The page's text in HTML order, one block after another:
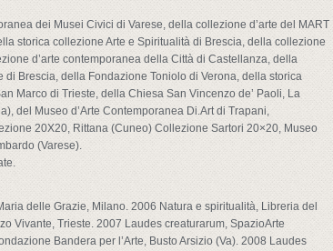
dei Musei Civici di Varese, della collezione d’arte del MART
storica collezione Arte e Spiritualità di Brescia, della collezione
d’arte contemporanea della Città di Castellanza, della
Brescia, della Fondazione Toniolo di Verona, della storica
Marco di Trieste, della Chiesa San Vincenzo de’ Paoli, La
del Museo d’Arte Contemporanea Di.Art di Trapani,
20X20, Rittana (Cuneo) Collezione Sartori 20×20, Museo
(Varese).
delle Grazie, Milano. 2006 Natura e spiritualità, Libreria del
Vivante, Trieste. 2007 Laudes creaturarum, SpazioArte
Bandera per l’Arte, Busto Arsizio (Va). 2008 Laudes